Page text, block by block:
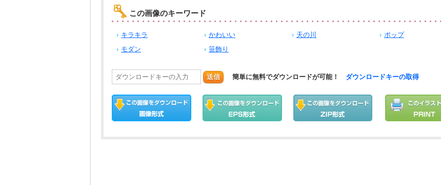
この画像のキーワード
キラキラ かわいい 天の川
ポップ
モダン
笹飾り
送信 簡単に無料でダウンロードが可能！ ダウンロードキーの取得